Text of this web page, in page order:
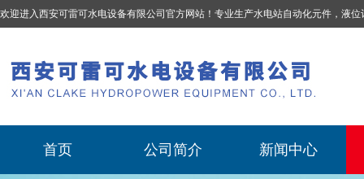
欢迎进入西安可雷可水电设备有限公司官方网站！专业生产水电站自动化元件，液位计、流量计、压力变送器、油混水控制器、温度传感器、电磁阀球阀蝶阀、测速装置、位移
首页 公司简介 新闻中心